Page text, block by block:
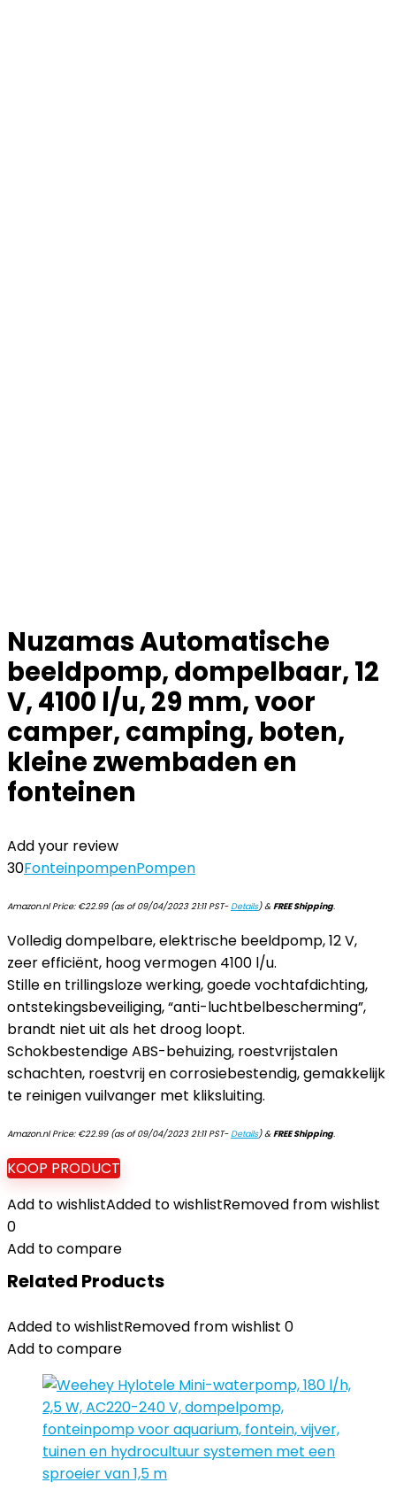
Nuzamas Automatische
beeldpomp, dompelbaar, 12
V, 4100 l/u, 29 mm, voor
camper, camping, boten,
kleine zwembaden en
fonteinen
Add your review
30FonteinpompenPompen
Amazon.nl Price: €22.99(as of 09/04/2023 21:11 PST-Details)&FREE Shipping.
Volledig dompelbare, elektrische beeldpomp, 12 V,
zeer efficiënt, hoog vermogen 4100 l/u.
Stille en trillingsloze werking, goede vochtafdichting,
ontstekingsbeveiliging, “anti-luchtbelbescherming”,
brandt niet uit als het droog loopt.
Schokbestendige ABS-behuizing, roestvrijstalen
schachten, roestvrij en corrosiebestendig, gemakkelijk
te reinigen vuilvanger met kliksluiting.
Amazon.nl Price: €22.99(as of 09/04/2023 21:11 PST-Details)&FREE Shipping.
KOOP PRODUCT
Add to wishlistAdded to wishlistRemoved from wishlist
0
Add to compare
Related Products
Added to wishlistRemoved from wishlist 0
Add to compare